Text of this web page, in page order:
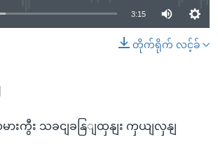
3:15
တိုက်ရိုက် လင့်ခ်
မားကွီး သခငျခနြျထှနျး ကှယျလှနျ